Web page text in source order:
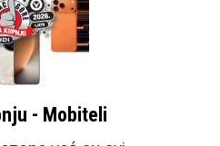
- Mobiteli